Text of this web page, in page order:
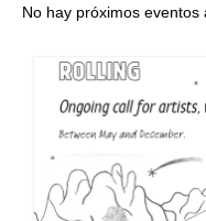
No hay próximos eventos